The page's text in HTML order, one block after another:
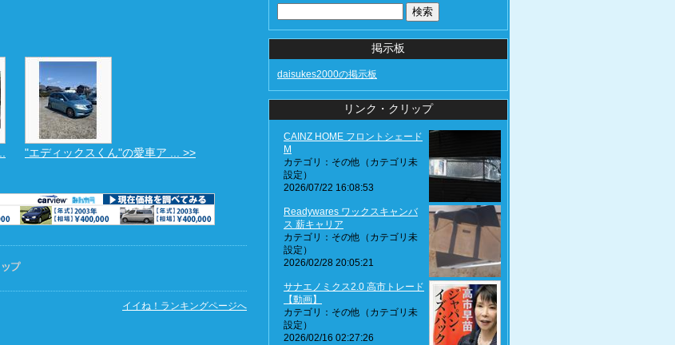
"エディックスくん"の愛車ア ... >>
イイね！ランキングページへ
掲示板
daisukes2000の掲示板
リンク・クリップ
CAINZ HOME フロントシェード
M
カテゴリ：その他（カテゴリ未
設定）
2026/07/22 16:08:53
Readywares ワックスキャンバ
ス 薪キャリア
カテゴリ：その他（カテゴリ未
設定）
2026/02/28 20:05:21
サナエノミクス2.0 高市トレード
【動画】
カテゴリ：その他（カテゴリ未
設定）
2026/02/16 02:27:26